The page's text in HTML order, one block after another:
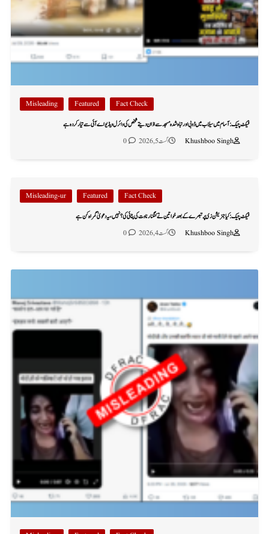
Fact Check
Featured
Misleading
فیکٹ چیک: آسام میں سیلاب میں ڈوبی اور تباہ شدہ مسجد سے اذان دیتے شخص کی وائرل ویڈیو اے آئی سے تیار کردہ ہے
Khushboo Singh
اگست 5, 2026 0
Fact Check
Featured
Misleading-ur
فیکٹ چیک: کیا جنریشن زی پر تبصرے کے بعد خواتین نے کنگنا رناوت کی پٹائی کی؟ نہیں، یہ دعویٰ گمراہ کن ہے
Khushboo Singh
اگست 4, 2026 0